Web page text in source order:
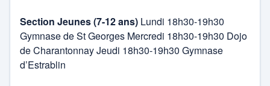
Section Jeunes (7-12 ans) Lundi 18h30-19h30
Gymnase de St Georges Mercredi 18h30-19h30 Dojo
de Charantonnay Jeudi 18h30-19h30 Gymnase
d’Estrablin